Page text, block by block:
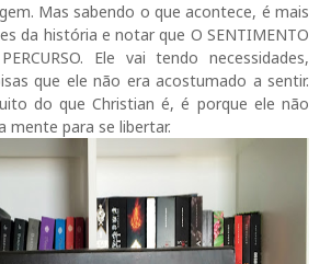
Mas sabendo o que acontece, é mais
da história e notar que O SENTIMENTO
Ele vai tendo necessidades,
que ele não era acostumado a sentir.
do que Christian é, é porque ele não
mente para se libertar.